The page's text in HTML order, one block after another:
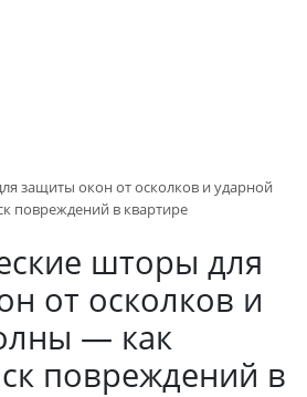
защиты окон от осколков и ударной
повреждений в квартире
шторы для
от осколков и
— как
повреждений в